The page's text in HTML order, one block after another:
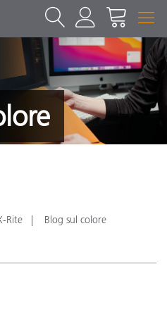
Rite Blog sul colore